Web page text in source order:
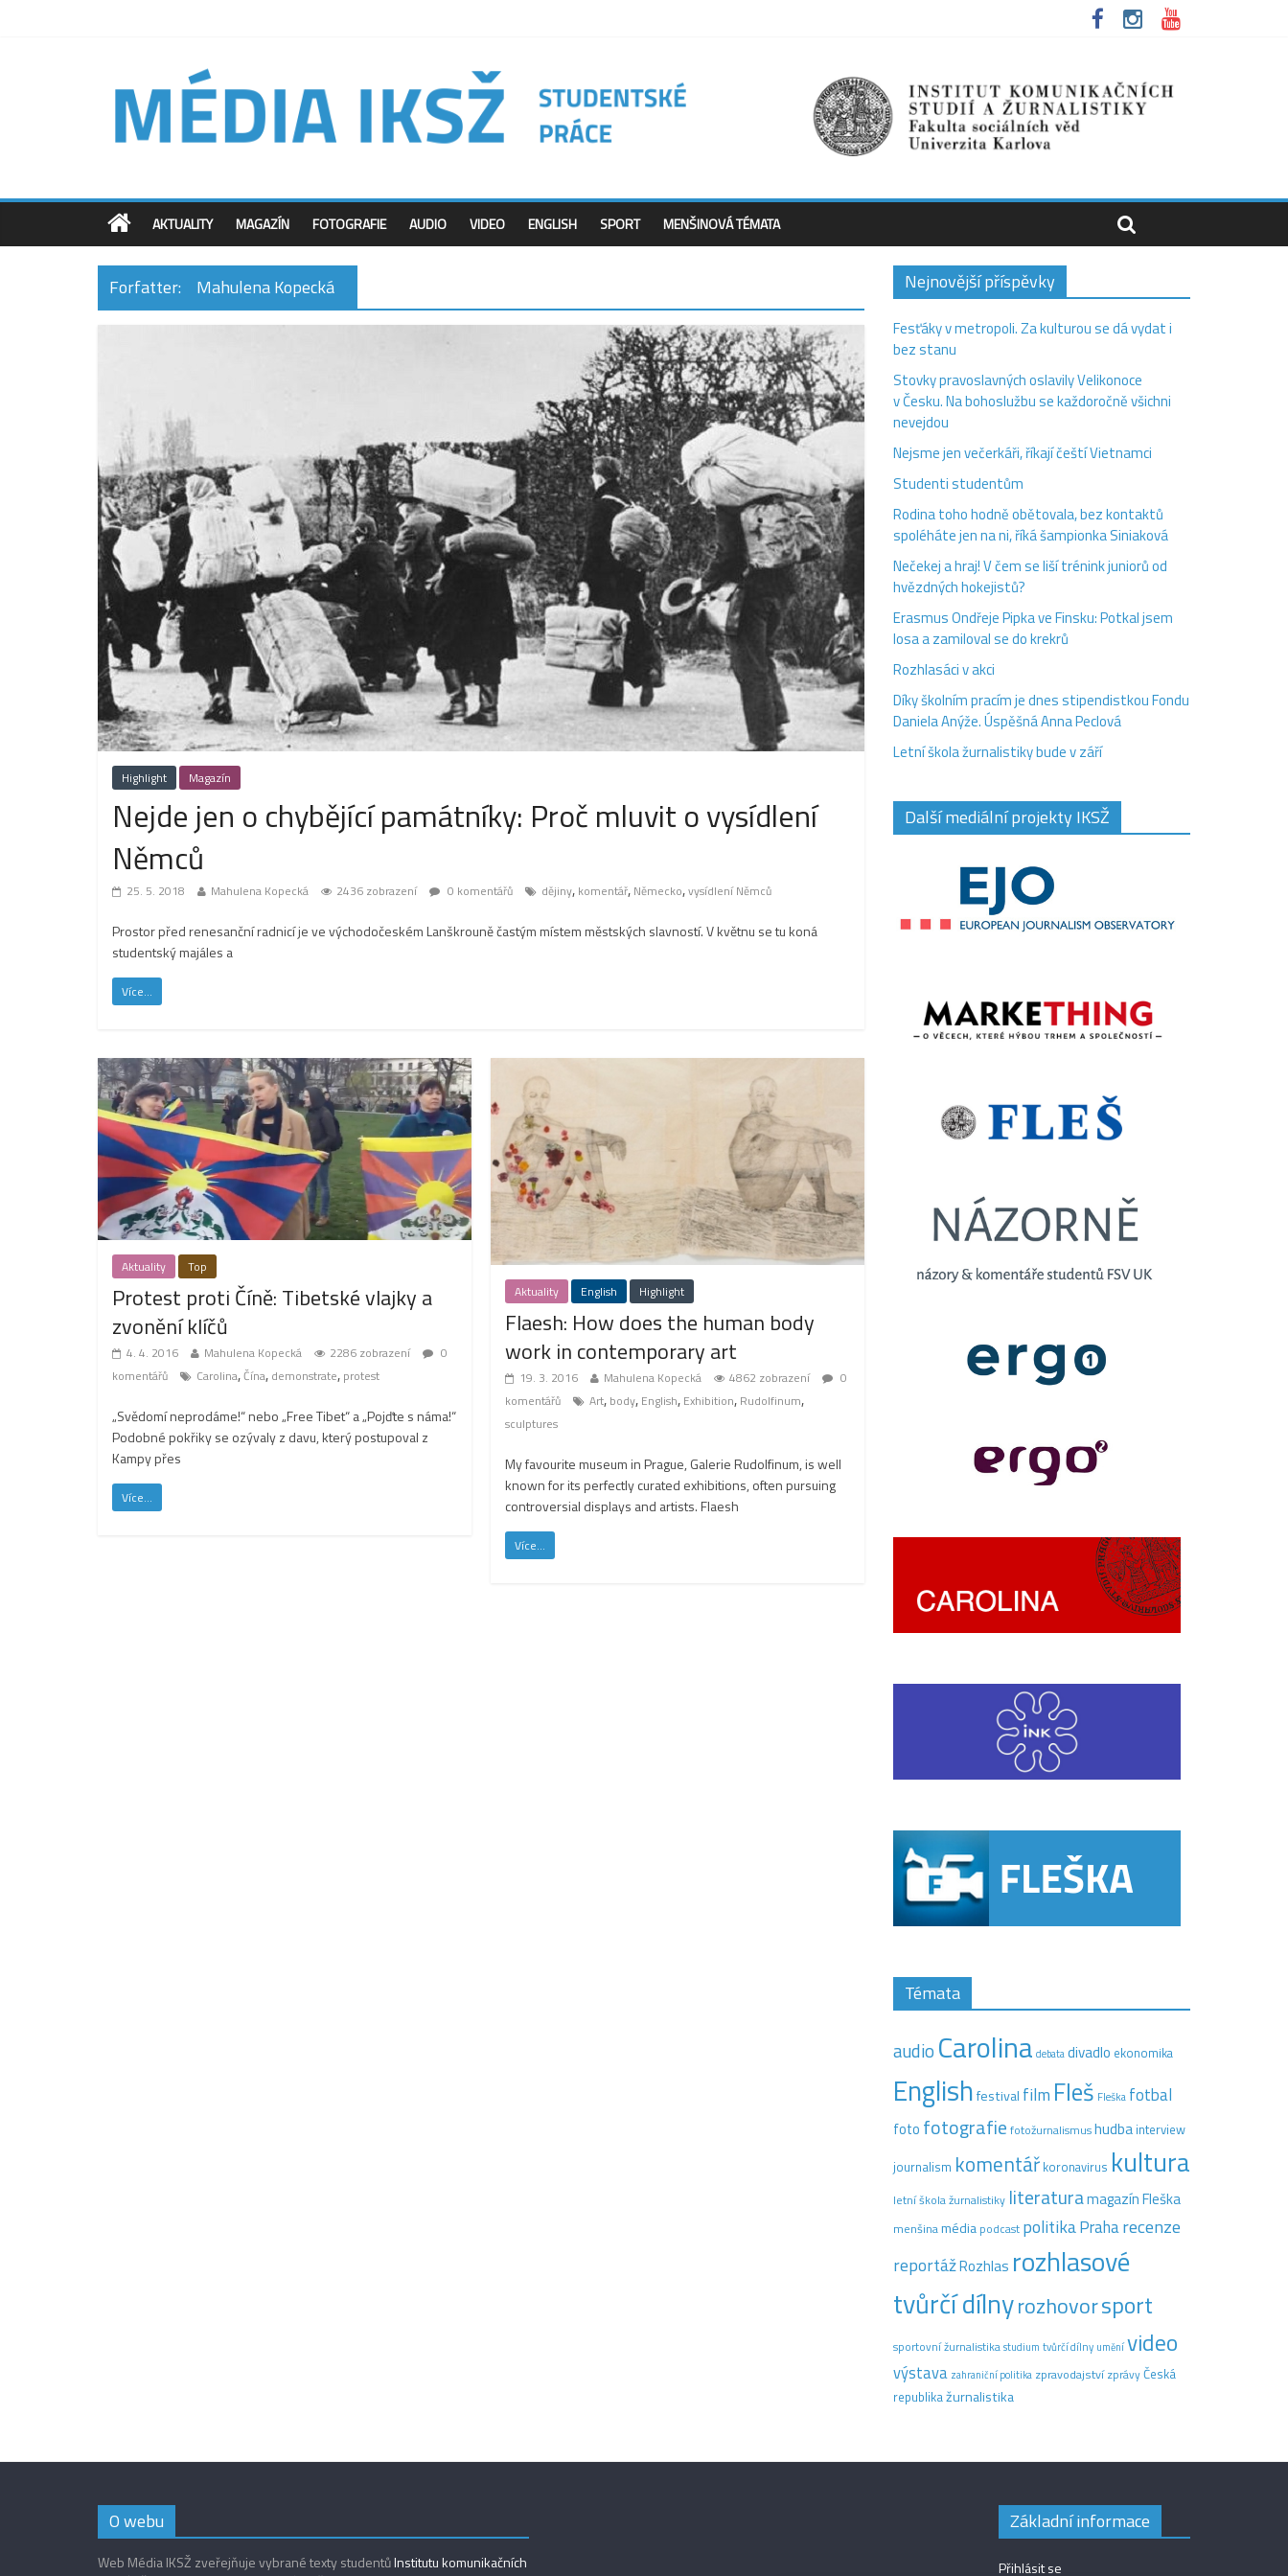
AKTUALITY MAGAZÍN FOTOGRAFIE AUDIO VIDEO ENGLISH SPORT MENŠINOVÁ TÉMATA
Forfatter: Mahulena Kopecká
Highlight Magazín
Nejde jen o chybějící památníky: Proč mluvit o vysídlení
Němců
25. 5. 2018 Mahulena Kopecká 2436 zobrazení 0 komentářů dějiny, komentář, Německo,vysídlení Němců
Prostor před renesanční radnicí je ve východočeském Lanškrouně častým místem městských slavností. V květnu se tu koná
studentský majáles a
Více...
Aktuality Top
Protest proti Číně: Tibetské vlajky a
zvonění klíčů
4. 4. 2016 Mahulena Kopecká 2286 zobrazení
0
komentářů
Carolina,Čína, demonstrate, protest
„Svědomí neprodáme!“ nebo „Free Tibet“ a „Pojďte s náma!“
Podobné pokřiky se ozývaly z davu, který postupoval z
Kampy přes
Více...
Aktuality English Highlight
Flaesh: How does the human body
work in contemporary art
19. 3. 2016 Mahulena Kopecká 4862 zobrazení
0
komentářů
Art, body, English, Exhibition, Rudolfinum,
sculptures
My favourite museum in Prague, Galerie Rudolfinum, is well
known for its perfectly curated exhibitions, often pursuing
controversial displays and artists. Flaesh
Více...
Nejnovější příspěvky
Fesťáky v metropoli. Za kulturou se dá vydat i
bez stanu
Stovky pravoslavných oslavily Velikonoce
v Česku. Na bohoslužbu se každoročně všichni
nevejdou
Nejsme jen večerkáři, říkají čeští Vietnamci
Studenti studentům
Rodina toho hodně obětovala, bez kontaktů
spoléháte jen na ni, říká šampionka Siniaková
Nečekej a hraj! V čem se liší trénink juniorů od
hvězdných hokejistů?
Erasmus Ondřeje Pipka ve Finsku: Potkal jsem
losa a zamiloval se do krekrů
Rozhlasáci v akci
Díky školním pracím je dnes stipendistkou Fondu
Daniela Anýže. Úspěšná Anna Peclová
Letní škola žurnalistiky bude v září
Další mediální projekty IKSŽ
Témata
audio Carolina debatadivadlo ekonomika
Englishfestival film Fleš Fleška fotbal
foto fotografie fotožurnalismushudba interview
journalism komentář koronavirus kultura
letní škola žurnalistiky literaturamagazín Fleška
menšinamédia podcast politikaPraharecenze
reportážRozhlas rozhlasové
tvůrčí dílnyrozhovorsport
sportovní žurnalistikastudium tvůrčí dílny uměnívideo
výstava zahraniční politika zpravodajství zprávyČeská
republikažurnalistika
O webu
Web Média IKSŽ zveřejňuje vybrané texty studentůInstitutu komunikačních
Základní informace
Přihlásit se